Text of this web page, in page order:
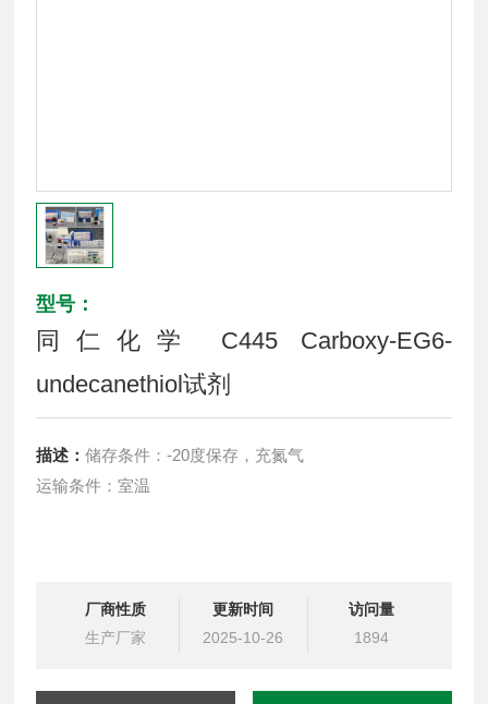
型号：
同仁化学 C445 Carboxy-EG6-
undecanethiol试剂
描述：储存条件：-20度保存，充氮气
运输条件：室温
厂商性质
生产厂家
更新时间
2025-10-26
访问量
1894